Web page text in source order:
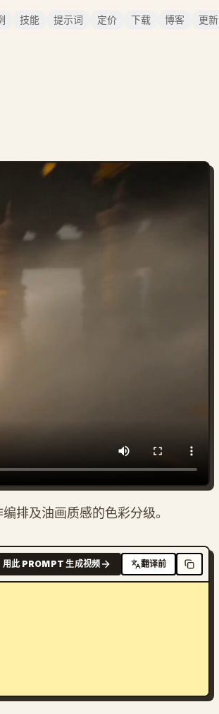
技能 提示词 定价 下载 博客 更新
排及油画质感的色彩分级。
用此 PROMPT 生成视频 翻译前